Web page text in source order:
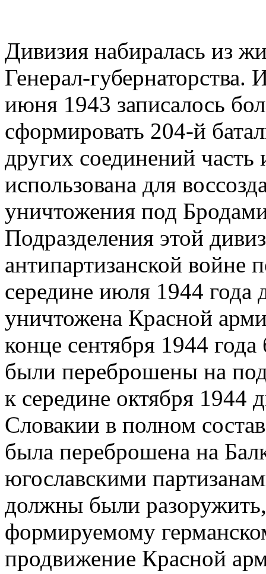
Дивизия набиралась из
Генерал-
июня 1943 записалось
сформировать 204-й
других соединений
использована для
уничтожения под
Подразделения этой
антипартизанской войне
середине июля 1944 года
уничтожена Красной
конце сентября 1944
были переброшены на
к середине октября 1944
Словакии в полном
была переброшена на
югославскими
должны были
формируемому
продвижение Красной